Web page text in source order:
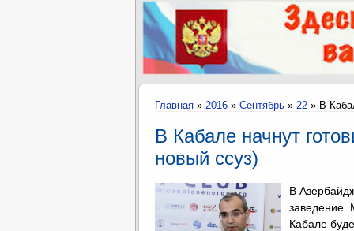
Главная » 2016 » Сентябрь » 22 » В
В Кабале начнут
новый ссуз)
В
заведение.
Кабале